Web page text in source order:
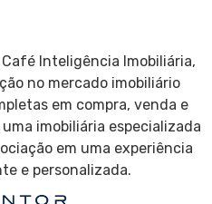
Inteligência Imobiliária,
no mercado imobiliário
em compra, venda e
imobiliária especializada
em uma experiência
e personalizada.